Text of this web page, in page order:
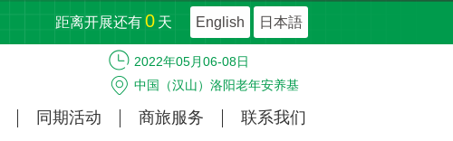
English 日本語
距离开展还有0 天
同期活动 商旅服务 联系我们
2022年05月06-08日
中国（汉山）洛阳老年安养基
地